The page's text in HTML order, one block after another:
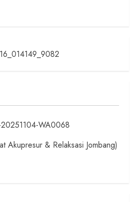
Akupresur & Relaksasi Jombang)